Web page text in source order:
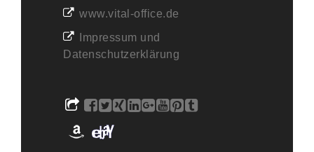
www.vital-office.de
Impressum und
Datenschutzerklärung